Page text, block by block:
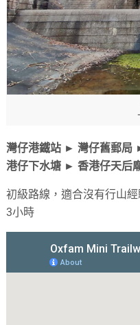
灣仔港鐵站 ► 灣仔舊郵
港仔下水塘 ► 香港仔天后
初級路線，適合沒有行山
3小時